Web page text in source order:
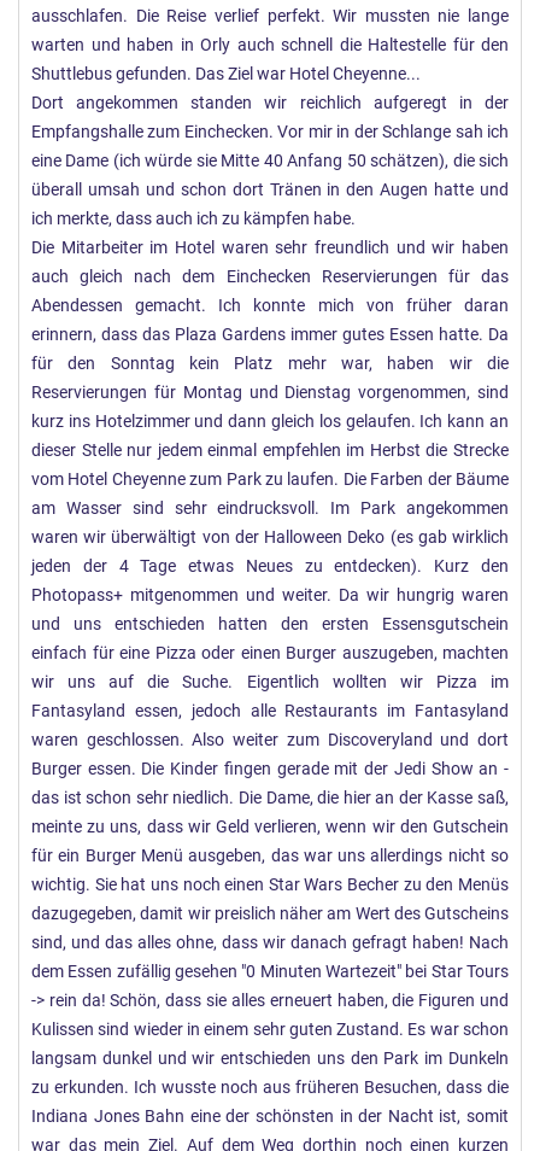
ausschlafen. Die Reise verlief perfekt. Wir mussten nie lange
warten und haben in Orly auch schnell die Haltestelle für den
Shuttlebus gefunden. Das Ziel war Hotel Cheyenne...
Dort angekommen standen wir reichlich aufgeregt in der
Empfangshalle zum Einchecken. Vor mir in der Schlange sah ich
eine Dame (ich würde sie Mitte 40 Anfang 50 schätzen), die sich
überall umsah und schon dort Tränen in den Augen hatte und
ich merkte, dass auch ich zu kämpfen habe.
Die Mitarbeiter im Hotel waren sehr freundlich und wir haben
auch gleich nach dem Einchecken Reservierungen für das
Abendessen gemacht. Ich konnte mich von früher daran
erinnern, dass das Plaza Gardens immer gutes Essen hatte. Da
für den Sonntag kein Platz mehr war, haben wir die
Reservierungen für Montag und Dienstag vorgenommen, sind
kurz ins Hotelzimmer und dann gleich los gelaufen. Ich kann an
dieser Stelle nur jedem einmal empfehlen im Herbst die Strecke
vom Hotel Cheyenne zum Park zu laufen. Die Farben der Bäume
am Wasser sind sehr eindrucksvoll. Im Park angekommen
waren wir überwältigt von der Halloween Deko (es gab wirklich
jeden der 4 Tage etwas Neues zu entdecken). Kurz den
Photopass+ mitgenommen und weiter. Da wir hungrig waren
und uns entschieden hatten den ersten Essensgutschein
einfach für eine Pizza oder einen Burger auszugeben, machten
wir uns auf die Suche. Eigentlich wollten wir Pizza im
Fantasyland essen, jedoch alle Restaurants im Fantasyland
waren geschlossen. Also weiter zum Discoveryland und dort
Burger essen. Die Kinder fingen gerade mit der Jedi Show an -
das ist schon sehr niedlich. Die Dame, die hier an der Kasse saß,
meinte zu uns, dass wir Geld verlieren, wenn wir den Gutschein
für ein Burger Menü ausgeben, das war uns allerdings nicht so
wichtig. Sie hat uns noch einen Star Wars Becher zu den Menüs
dazugegeben, damit wir preislich näher am Wert des Gutscheins
sind, und das alles ohne, dass wir danach gefragt haben! Nach
dem Essen zufällig gesehen "0 Minuten Wartezeit" bei Star Tours
-> rein da! Schön, dass sie alles erneuert haben, die Figuren und
Kulissen sind wieder in einem sehr guten Zustand. Es war schon
langsam dunkel und wir entschieden uns den Park im Dunkeln
zu erkunden. Ich wusste noch aus früheren Besuchen, dass die
Indiana Jones Bahn eine der schönsten in der Nacht ist, somit
war das mein Ziel. Auf dem Weg dorthin noch einen kurzen